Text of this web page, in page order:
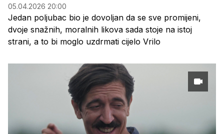
05.04.2026 20:00
Jedan poljubac bio je dovoljan da se sve promijeni,
dvoje snažnih, moralnih likova sada stoje na istoj
strani, a to bi moglo uzdrmati cijelo Vrilo